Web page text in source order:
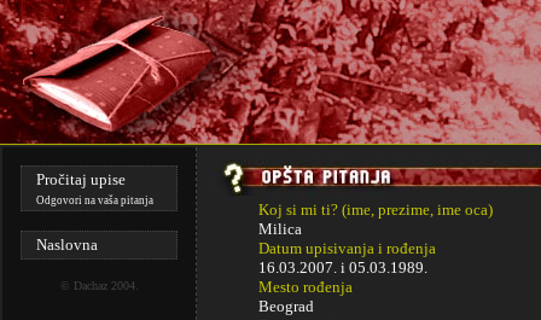
Pročitaj upise
Odgovori na vaša pitanja
Naslovna
© Dachaz2004.
Koj si mi ti? (ime, prezime, ime oca)
Milica
Datum upisivanja i rođenja
16.03.2007. i 05.03.1989.
Mesto rođenja
Beograd